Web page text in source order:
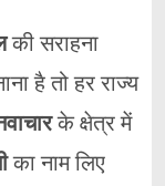
की सराहना
है तो हर राज्य
के क्षेत्र में
का नाम लिए